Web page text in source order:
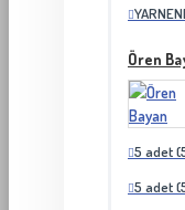
Ören
5 adet
5 adet